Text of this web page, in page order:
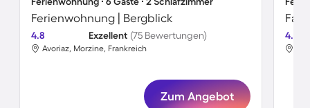
Ferienwohnung | Bergblick
4.8 Exzellent (75 Bewertungen)
Avoriaz, Morzine, Frankreich
Zum Angebot
4.8